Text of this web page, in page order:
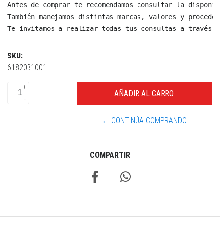
Antes de comprar te recomendamos consultar la
También manejamos distintas marcas, valores y
Te invitamos a realizar todas tus consultas a través
SKU:
6182031001
+
-
← CONTINÚA COMPRANDO
COMPARTIR